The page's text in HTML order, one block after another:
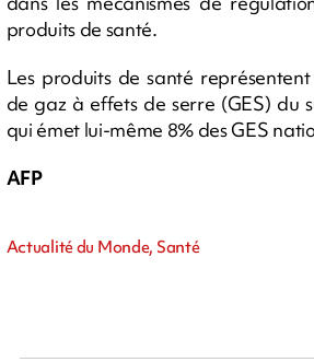
produits de santé.
Les produits de santé représentent
de gaz à effets de serre (GES) du
qui émet lui-même 8% des GES
AFP
Actualité du Monde, Santé